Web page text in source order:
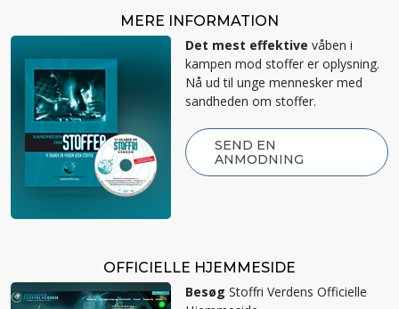
MERE INFORMATION
Det mest effektive våben i
kampen mod stoffer er oplysning.
Nå ud til unge mennesker med
sandheden om stoffer.
SEND EN
ANMODNING
OFFICIELLE HJEMMESIDE
Besøg Stoffri Verdens Officielle